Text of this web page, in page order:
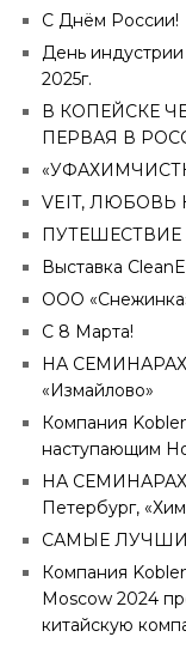
С Днём России!
День
2025г.
В КОПЕЙСКЕ
ПЕРВАЯ В
VEIT,
ПУТЕШЕСТВИЕ
Выставка
ООО
C 8 Марта!
НА СЕМИНАРАХ
«Измайлово»
Компания
наступающим
НА СЕМИНАРАХ
Петербург,
САМЫЕ
Компания
Moscow 2024
китайскую